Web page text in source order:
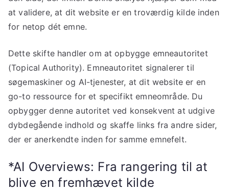
at validere, at dit website er en troværdig kilde inden
for netop dét emne.
Dette skifte handler om at opbygge emneautoritet
(Topical Authority). Emneautoritet signalerer til
søgemaskiner og AI-tjenester, at dit website er en
go-to ressource for et specifikt emneområde. Du
opbygger denne autoritet ved konsekvent at udgive
dybdegående indhold og skaffe links fra andre sider,
der er anerkendte inden for samme emnefelt.
*AI Overviews: Fra rangering til at
blive en fremhævet kilde